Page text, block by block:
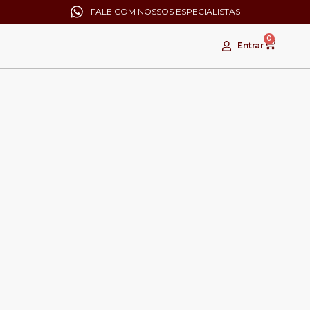
FALE COM NOSSOS ESPECIALISTAS
Entrar
0